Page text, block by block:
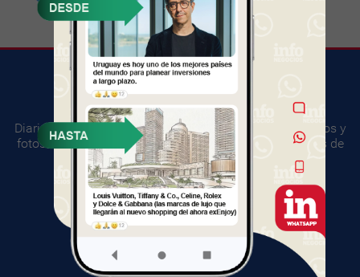
Diario digital del mundo empresarial. Información, videos y
fotos sobre los principales acontecimientos y negocios de
Uruguay.
SUGERENCIAS